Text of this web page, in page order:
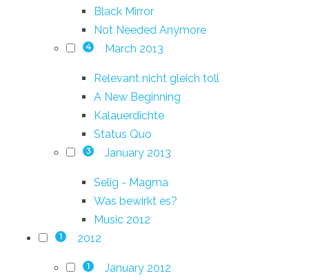
Black Mirror
Not Needed Anymore
4 March 2013
Relevant nicht gleich toll
A New Beginning
Kalauerdichte
Status Quo
3 January 2013
Selig - Magma
Was bewirkt es?
Music 2012
1 2012
1 January 2012